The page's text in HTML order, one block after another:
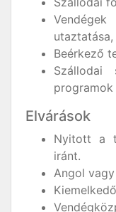
Beérkező
Szállodai
programok
Elvárások
Nyitott a
iránt.
Angol